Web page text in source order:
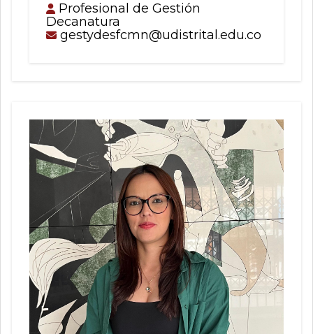
Profesional de Gestión
Decanatura
gestydesfcmn@udistrital.edu.co